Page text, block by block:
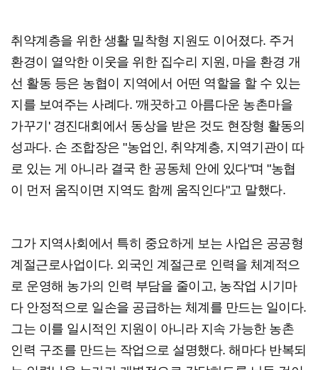
취약계층을 위한 생활 밀착형 지원도 이어졌다. 주거
환경이 열악한 이웃을 위한 집수리 지원, 마을 환경 개
선 활동 등은 농협이 지역에서 어떤 역할을 할 수 있는
지를 보여주는 사례다. '깨끗하고 아름다운 농촌마을
가꾸기' 경진대회에서 동상을 받은 것도 현장형 활동의
성과다. 손 조합장은 "농업인, 취약계층, 지역기관이 따
로 있는 게 아니라 결국 한 공동체 안에 있다"며 "농협
이 먼저 움직이면 지역도 함께 움직인다"고 말했다.
그가 지역사회에서 특히 중요하게 보는 사업은 공공형
계절근로사업이다. 외국인 계절근로 인력을 체계적으
로 운영해 농가의 인력 부담을 줄이고, 농작업 시기마
다 안정적으로 일손을 공급하는 체계를 만드는 일이다.
그는 이를 일시적인 지원이 아니라 지속 가능한 농촌
인력 구조를 만드는 작업으로 설명했다. 해마다 반복되